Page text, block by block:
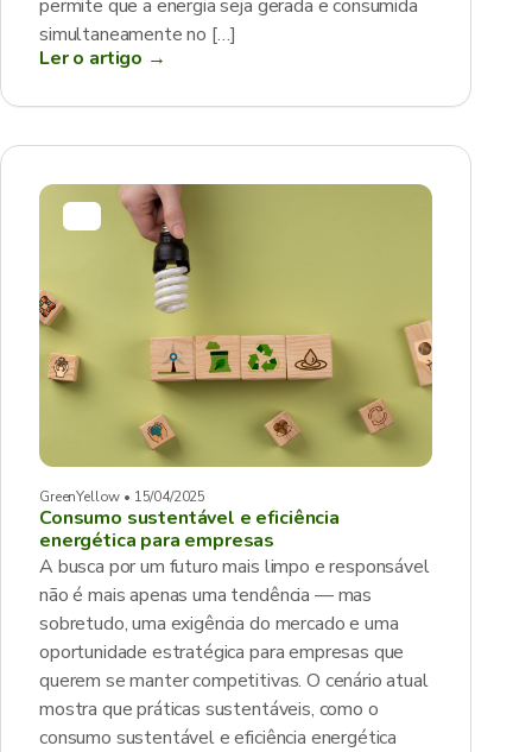
permite que a energia seja gerada e consumida
simultaneamente no […]
Ler o artigo →
GreenYellow • 15/04/2025
Consumo sustentável e eficiência
energética para empresas
A busca por um futuro mais limpo e responsável
não é mais apenas uma tendência — mas
sobretudo, uma exigência do mercado e uma
oportunidade estratégica para empresas que
querem se manter competitivas. O cenário atual
mostra que práticas sustentáveis, como o
consumo sustentável e eficiência energética